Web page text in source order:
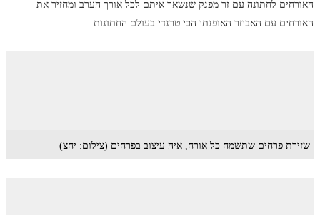
האורחים לחתונה עם זר מפנק שנשאר איתם לכל אורך הערב ומחזיר את
האורחים עם האביזר האופנתי הכי טרנדי בעולם החתונות.
שזירת פרחים שתשמח כל אורח, איה עיצוב בפרחים (צילום: יחצ)